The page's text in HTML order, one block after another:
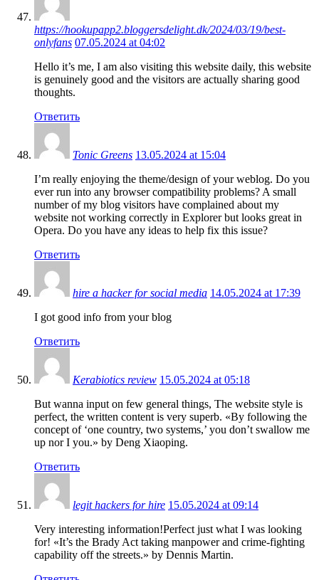
https://hookupapp2.bloggersdelight.dk/2024/03/19/best-
onlyfans 07.05.2024 at 04:02
Hello it’s me, I am also visiting this website daily, this website
is genuinely good and the visitors are actually sharing good
thoughts.
Ответить
Tonic Greens 13.05.2024 at 15:04
I’m really enjoying the theme/design of your weblog. Do you
ever run into any browser compatibility problems? A small
number of my blog visitors have complained about my
website not working correctly in Explorer but looks great in
Opera. Do you have any ideas to help fix this issue?
Ответить
hire a hacker for social media 14.05.2024 at 17:39
I got good info from your blog
Ответить
Kerabiotics review 15.05.2024 at 05:18
But wanna input on few general things, The website style is
perfect, the written content is very superb. «By following the
concept of ‘one country, two systems,’ you don’t swallow me
up nor I you.» by Deng Xiaoping.
Ответить
legit hackers for hire 15.05.2024 at 09:14
Very interesting information!Perfect just what I was looking
for! «It’s the Brady Act taking manpower and crime-fighting
capability off the streets.» by Dennis Martin.